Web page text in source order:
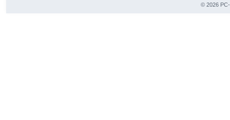
© 2026